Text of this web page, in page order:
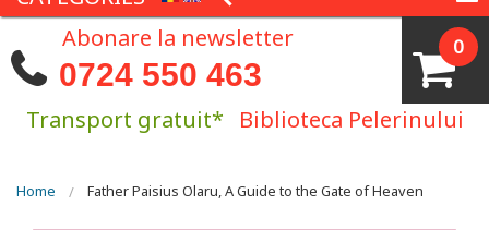
0
Abonare la newsletter
0724 550 463
Transport gratuit* Biblioteca Pelerinului
You are here
Home Father Paisius Olaru, A Guide to the Gate of Heaven